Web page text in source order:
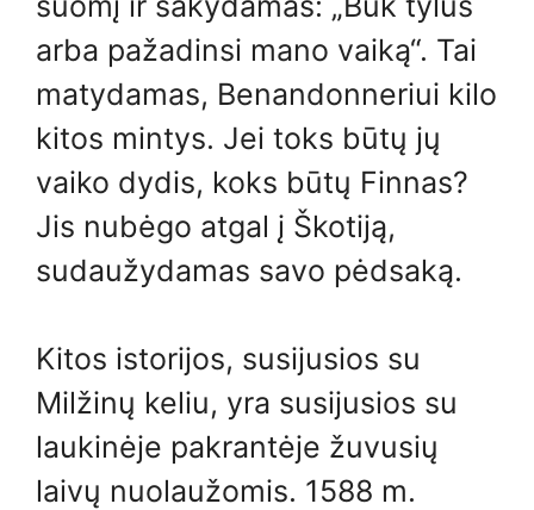
arba pažadinsi mano vaiką“. Tai
matydamas, Benandonneriui kilo
kitos mintys. Jei toks būtų jų
vaiko dydis, koks būtų Finnas?
Jis nubėgo atgal į Škotiją,
sudaužydamas savo pėdsaką.
Kitos istorijos, susijusios su
Milžinų keliu, yra susijusios su
laukinėje pakrantėje žuvusių
laivų nuolaužomis. 1588 m.